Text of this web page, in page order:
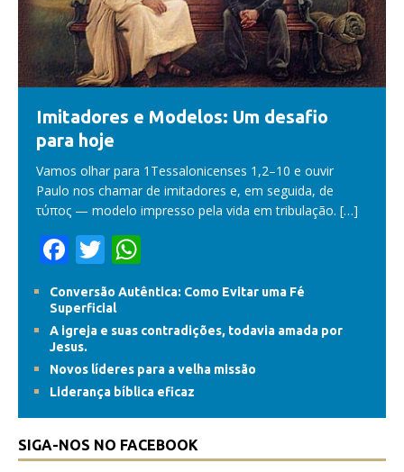
Imitadores e Modelos: Um desafio
para hoje
Vamos olhar para 1Tessalonicenses 1,2–10 e ouvir
Paulo nos chamar de imitadores e, em seguida, de
τύπος — modelo impresso pela vida em tribulação. […]
F
e
b
o
o
k
T
w
itt
er
h
at
s
A
p
p
Conversão Autêntica: Como Evitar uma Fé
Superficial
A igreja e suas contradições, todavia amada por
Jesus.
Novos líderes para a velha missão
Liderança bíblica eficaz
SIGA-NOS NO FACEBOOK